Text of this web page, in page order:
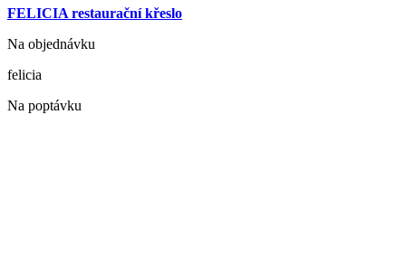
FELICIA restaurační křeslo
Na objednávku
felicia
Na poptávku